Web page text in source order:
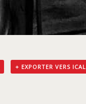
+ EXPORTER VERS ICAL